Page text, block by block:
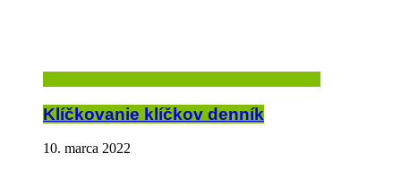
Klíčkovanie klíčkov denník
10. marca 2022